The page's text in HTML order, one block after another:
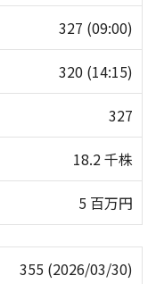
327 (09:00)
320 (14:15)
327
18.2 千株
5 百万円
355 (2026/03/30)